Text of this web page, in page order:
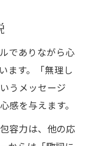
でありながら心
ます。「無理し
うメッセージ
感を与えます。
容力は、他の応